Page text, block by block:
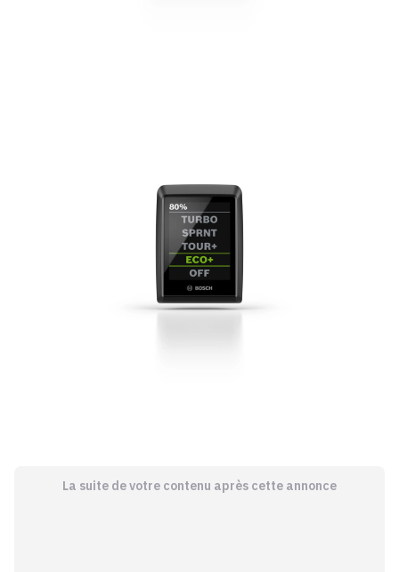
La suite de votre contenu après cette annonce